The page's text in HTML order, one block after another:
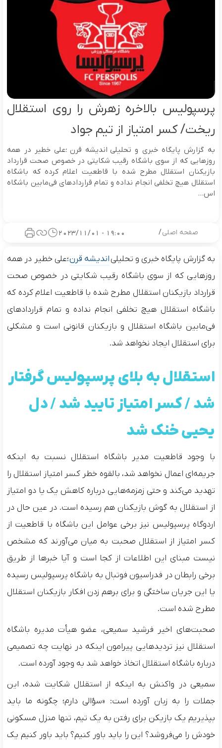
صفحه اصلی/
19:00 - 2023/11/01
پرسپولیس بالاخره زهرش را روی استقلال
ریخت/ کسر امتیاز از تیم جواد
به گزارش پایگاه خبری و تحلیلی اندیشه قرن ؛علی خطیر در همه
روزهایی که از سوی باشگاه رقیب شکایتی در خصوص صحت قرارداد
بازیکنان استقلال مطرح شده با قاطعیت اعلام کرده که باشگاه
استقلال هیچ تخلفی انجام نداده و تمام قراردادهای فی‌مابین باشگاه
اس...
به گزارش پایگاه خبری و تحلیلیاندیشه قرن؛علی خطیر در همه
روزهایی که از سوی باشگاه رقیب شکایتی در خصوص صحت
قرارداد بازیکنان استقلال مطرح شده با قاطعیت اعلام کرده که
باشگاه استقلال هیچ تخلفی انجام نداده و تمام قراردادهای
فی‌مابین باشگاه استقلال و بازیکنان قانونی است و مشکلی
برای استقلال ایجاد نخواهد شد.
استقلال به بلای پرسپولیس گرفتار
شد / کسر امتیاز تایید شد / دل
یحیی خنک شد
با وجود قاطعیت مدیر باشگاه استقلال نسبت به اینکه
جریمه‌ای اعمال نخواهد شد، بالقوه خطر کسر امتیاز استقلال را
تهدید می‌کند و حتی زمزمه‌هایی درباره کاهش یک یا دو امتیاز
از استقلال به گوش بازیکنان هم رسیده است. در عین حال در
اردوگاه پرسپولیس نیز برخی عوامل این باشگاه با قاطعیت از
کسر امتیاز از استقلال صحبت به میان می‌آورند که مشخص
نیست مبنای این اطلاعات از کجا است و آیا خبرها از طریق
برخی رابطان در فدراسیون فوتبال به باشگاه پرسپولیس رسیده
یا این جریان ساختگی و برای برهم زدن افکار بازیکنان استقلال
مطرح شده است.
صحبت‌های اخیر فرشید سمیعی، عضو هیأت مدیره باشگاه
استقلال نیز تردیدهایی پیرامون اینکه در نهایت چه تصمیمی
درباره باشگاه استقلال اتخاذ خواهد شد به وجود آورده است.
سمیعی در واکنش به اینکه از استقلال شکایت شده، این
جملات را به زبان آورده است: «سؤالی دارم؛ چگونه ما باید
بپذیریم یک بازیکن برای رفتن به یک تیم، تنها منزل مسکونی
خودش را می‌فروشد؟ این را باید باور کنیم؟ باید باور کنیم یک